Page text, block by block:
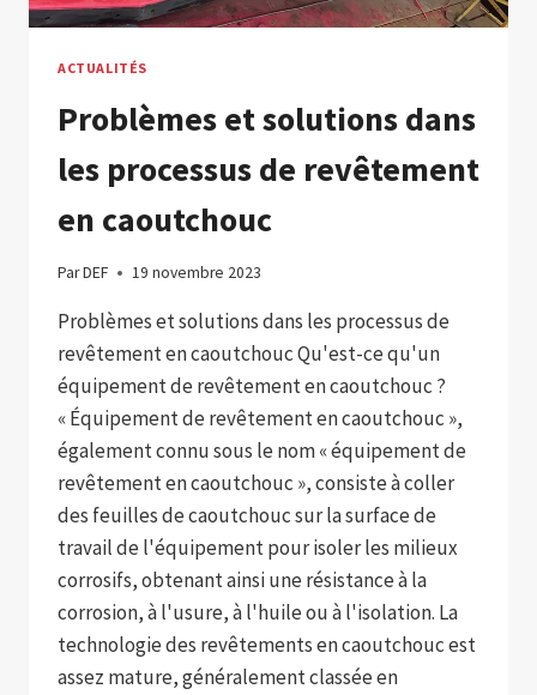
ACTUALITÉS
Problèmes et solutions dans
les processus de revêtement
en caoutchouc
ParDEF 19 novembre 2023
Problèmes et solutions dans les processus de
revêtement en caoutchouc Qu'est-ce qu'un
équipement de revêtement en caoutchouc ?
« Équipement de revêtement en caoutchouc »,
également connu sous le nom « équipement de
revêtement en caoutchouc », consiste à coller
des feuilles de caoutchouc sur la surface de
travail de l'équipement pour isoler les milieux
corrosifs, obtenant ainsi une résistance à la
corrosion, à l'usure, à l'huile ou à l'isolation. La
technologie des revêtements en caoutchouc est
assez mature, généralement classée en